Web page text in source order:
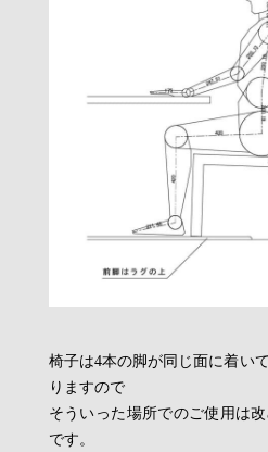
椅子は4本の脚が同じ面に着い
りますので
そういった場所でのご使用は
です。